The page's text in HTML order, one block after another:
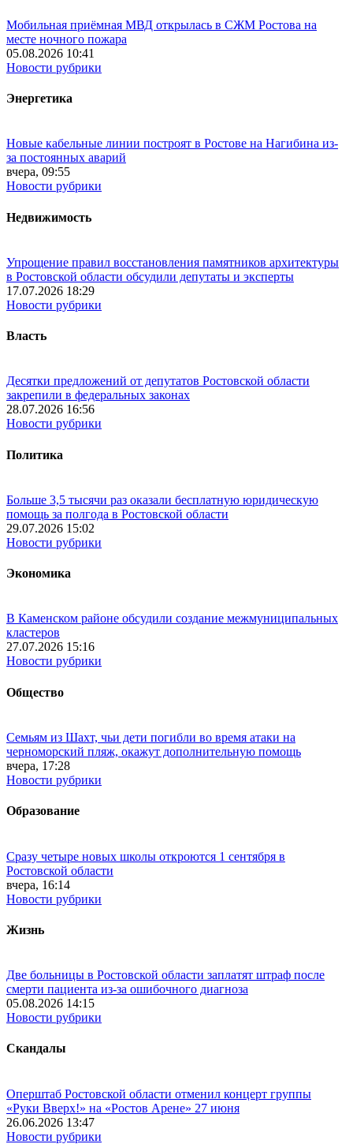
Мобильная приёмная МВД открылась в СЖМ Ростова на
месте ночного пожара
05.08.2026 10:41
Новости рубрики
Энергетика
Новые кабельные линии построят в Ростове на Нагибина из-
за постоянных аварий
вчера, 09:55
Новости рубрики
Недвижимость
Упрощение правил восстановления памятников архитектуры
в Ростовской области обсудили депутаты и эксперты
17.07.2026 18:29
Новости рубрики
Власть
Десятки предложений от депутатов Ростовской области
закрепили в федеральных законах
28.07.2026 16:56
Новости рубрики
Политика
Больше 3,5 тысячи раз оказали бесплатную юридическую
помощь за полгода в Ростовской области
29.07.2026 15:02
Новости рубрики
Экономика
В Каменском районе обсудили создание межмуниципальных
кластеров
27.07.2026 15:16
Новости рубрики
Общество
Семьям из Шахт, чьи дети погибли во время атаки на
черноморский пляж, окажут дополнительную помощь
вчера, 17:28
Новости рубрики
Образование
Сразу четыре новых школы откроются 1 сентября в
Ростовской области
вчера, 16:14
Новости рубрики
Жизнь
Две больницы в Ростовской области заплатят штраф после
смерти пациента из-за ошибочного диагноза
05.08.2026 14:15
Новости рубрики
Скандалы
Оперштаб Ростовской области отменил концерт группы
«Руки Вверх!» на «Ростов Арене» 27 июня
26.06.2026 13:47
Новости рубрики